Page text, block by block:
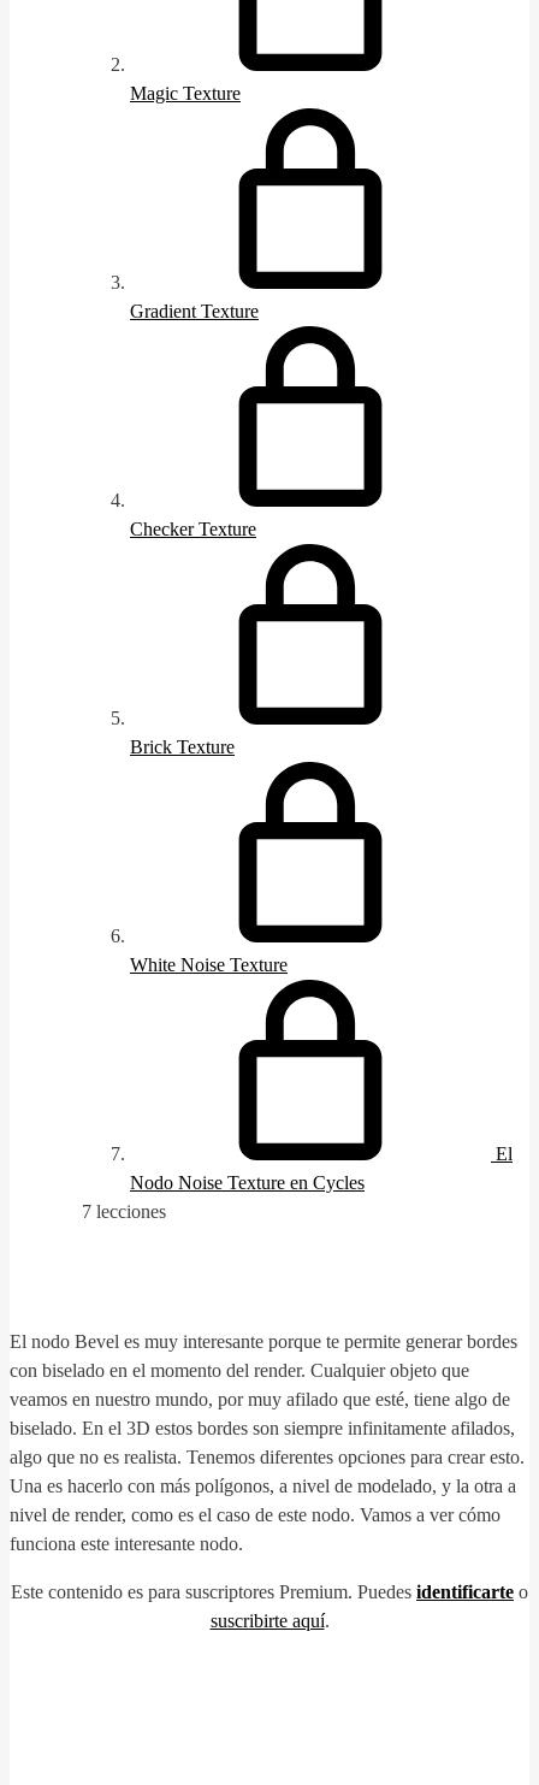
Magic Texture
Gradient Texture
Checker Texture
Brick Texture
White Noise Texture
El
Nodo Noise Texture en Cycles
7 lecciones
El nodo Bevel es muy interesante porque te permite generar bordes
con biselado en el momento del render. Cualquier objeto que
veamos en nuestro mundo, por muy afilado que esté, tiene algo de
biselado. En el 3D estos bordes son siempre infinitamente afilados,
algo que no es realista. Tenemos diferentes opciones para crear esto.
Una es hacerlo con más polígonos, a nivel de modelado, y la otra a
nivel de render, como es el caso de este nodo. Vamos a ver cómo
funciona este interesante nodo.
Este contenido es para suscriptores Premium. Puedes identificarte o
suscribirte aquí.